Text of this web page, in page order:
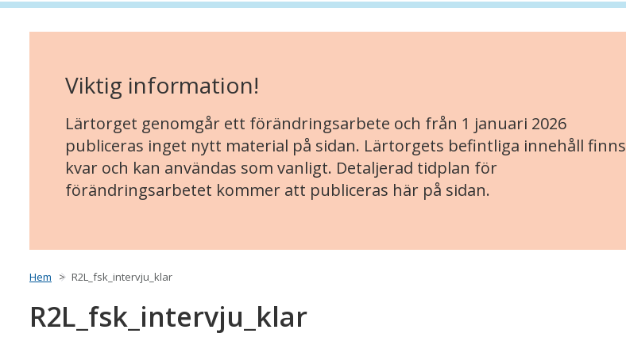
Viktig information!
Lärtorget genomgår ett förändringsarbete och från 1 januari 2026
publiceras inget nytt material på sidan. Lärtorgets befintliga innehåll finns
kvar och kan användas som vanligt. Detaljerad tidplan för
förändringsarbetet kommer att publiceras här på sidan.
Hem R2L_fsk_intervju_klar
R2L_fsk_intervju_klar